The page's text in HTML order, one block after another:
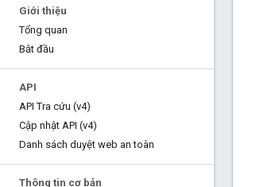
Giới thiệu
Tổng quan
Bắt đầu
API
API Tra cứu (v4)
Cập nhật API (v4)
Danh sách duyệt web an toàn
Thông tin cơ bản